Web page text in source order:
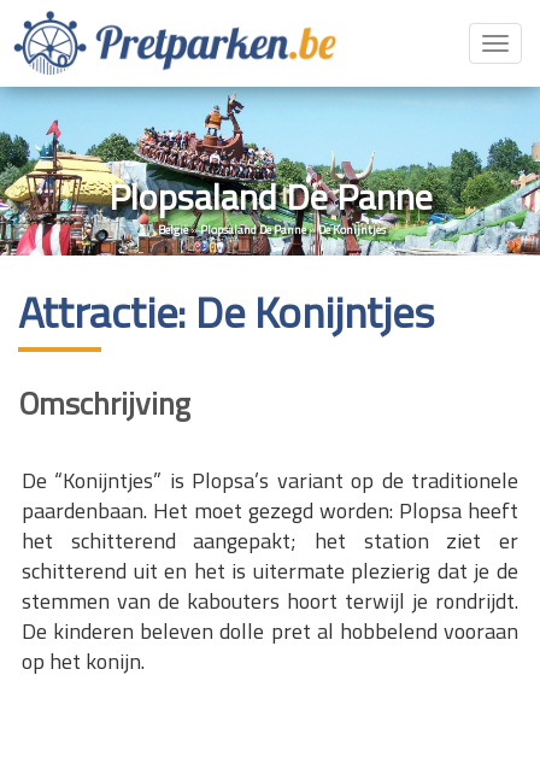
Plopsaland De Panne
België»Plopsaland De Panne»De Konijntjes
Attractie: De Konijntjes
Omschrijving
De “Konijntjes” is Plopsa’s variant op de traditionele
paardenbaan. Het moet gezegd worden: Plopsa heeft
het schitterend aangepakt; het station ziet er
schitterend uit en het is uitermate plezierig dat je de
stemmen van de kabouters hoort terwijl je rondrijdt.
De kinderen beleven dolle pret al hobbelend vooraan
op het konijn.